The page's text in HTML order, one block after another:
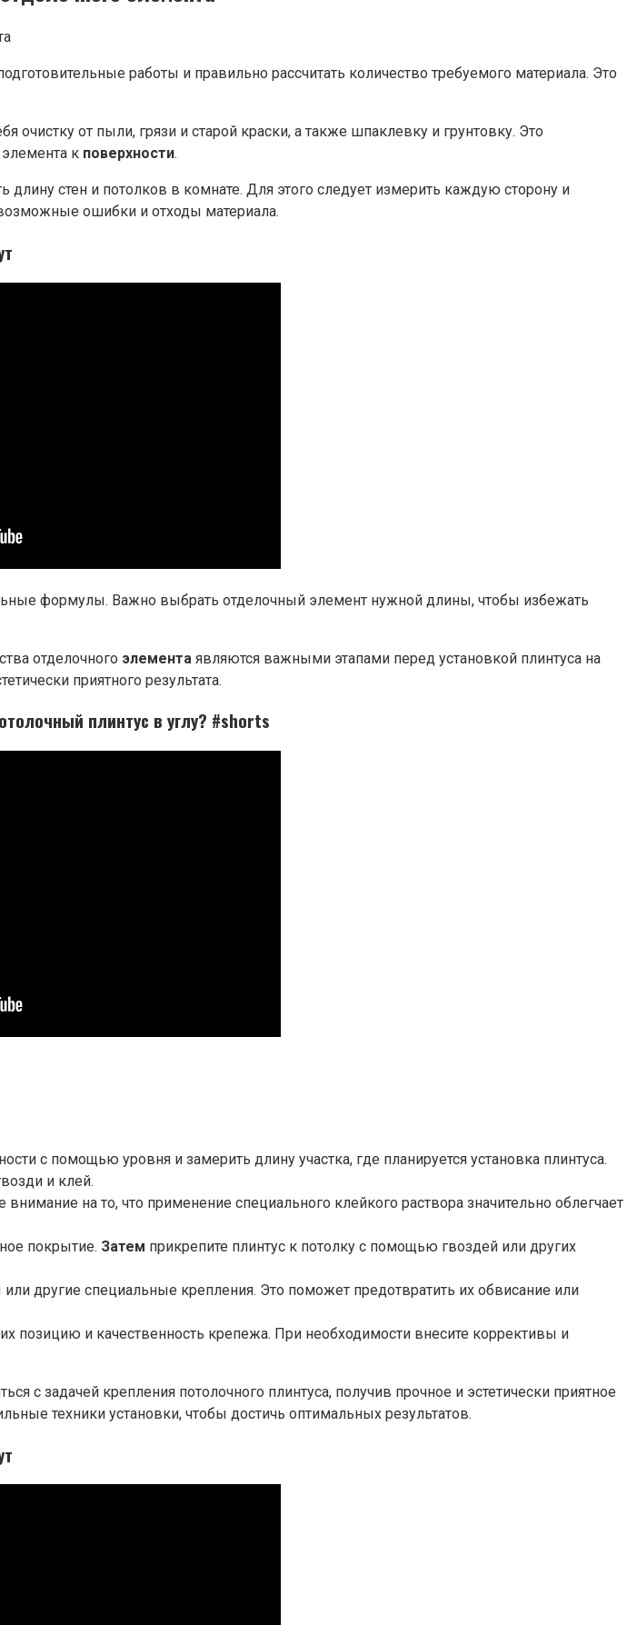
работы и правильно рассчитать количество требуемого материала. Это
от пыли, грязи и старой краски, а также шпаклевку и грунтовку. Это
к поверхности.
стен и потолков в комнате. Для этого следует измерить каждую сторону и
ошибки и отходы материала.
формулы. Важно выбрать отделочный элемент нужной длины, чтобы избежать
отделочного элемента являются важными этапами перед установкой плинтуса на
приятного результата.
плинтус в углу? #shorts
с помощью уровня и замерить длину участка, где планируется установка плинтуса.
и клей.
на то, что применение специального клейкого раствора значительно облегчает
покрытие. Затем прикрепите плинтус к потолку с помощью гвоздей или других
другие специальные крепления. Это поможет предотвратить их обвисание или
позицию и качественность крепежа. При необходимости внесите коррективы и
с задачей крепления потолочного плинтуса, получив прочное и эстетически приятное
техники установки, чтобы достичь оптимальных результатов.